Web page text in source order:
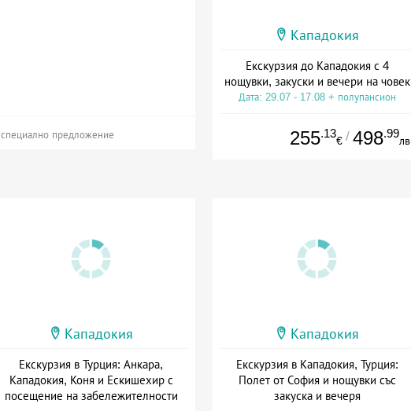
специално предложение
Кападокия
Екскурзия до Кападокия с 4
нощувки, закуски и вечери на човек
Дата: 29.07 - 17.08 + полупансион
255.13
€ / 498.99
лв.
Кападокия
Екскурзия в Турция: Анкара,
Кападокия, Коня и Ескишехир с
посещение на забележителности
Кападокия
Екскурзия в Кападокия, Турция:
Полет от София и нощувки със
закуска и вечеря